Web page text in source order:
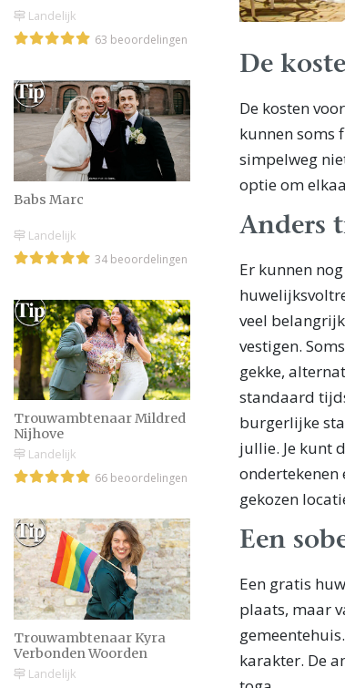
Landelijk
63 beoordelingen
Babs Marc
Landelijk
34 beoordelingen
Trouwambtenaar Mildred
Nijhove
Landelijk
66 beoordelingen
Trouwambtenaar Kyra
Verbonden Woorden
Landelijk
De
De kosten
kunnen soms
simpelweg
optie om
Anders
Er kunnen
veel
vestigen.
gekke,
standaard
burgerlijke
jullie. Je kunt
ondertekenen
gekozen
Een
Een gratis
plaats, maar
karakter. De